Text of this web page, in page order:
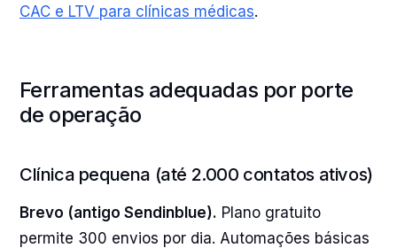
CAC e LTV para clínicas médicas.
Ferramentas adequadas por porte
de operação
Clínica pequena (até 2.000 contatos ativos)
Brevo (antigo Sendinblue). Plano gratuito
permite 300 envios por dia. Automações básicas